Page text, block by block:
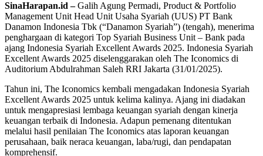
SinaHarapan.id –Galih Agung Permadi, Product & Portfolio
Management Unit Head Unit Usaha Syariah (UUS) PT Bank
Danamon Indonesia Tbk (“Danamon Syariah”) (tengah), menerima
penghargaan di kategori Top Syariah Business Unit – Bank pada
ajang Indonesia Syariah Excellent Awards 2025. Indonesia Syariah
Excellent Awards 2025 diselenggarakan oleh The Iconomics di
Auditorium Abdulrahman Saleh RRI Jakarta (31/01/2025).
Tahun ini, The Iconomics kembali mengadakan Indonesia Syariah
Excellent Awards 2025 untuk kelima kalinya. Ajang ini diadakan
untuk mengapresiasi lembaga keuangan syariah dengan kinerja
keuangan terbaik di Indonesia. Adapun pemenang ditentukan
melalui hasil penilaian The Iconomics atas laporan keuangan
perusahaan, baik neraca keuangan, laba/rugi, dan pendapatan
komprehensif.